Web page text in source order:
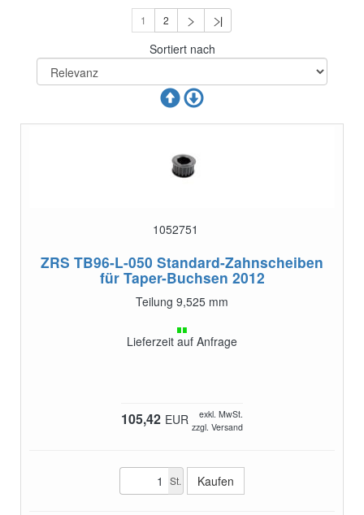
1 2
Sortiert nach
1052751
ZRS TB96-L-050 Standard-Zahnscheiben
für Taper-Buchsen 2012
Teilung 9,525 mm
Lieferzeit auf Anfrage
105,42 EUR
exkl. MwSt.
zzgl. Versand
St.